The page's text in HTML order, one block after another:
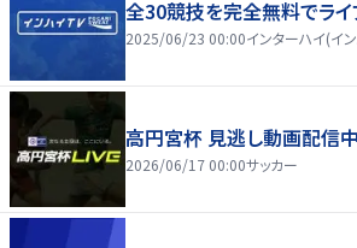
全30競技を完全無料でライ
2025/06/23 00:00インターハイ(イ
高円宮杯 見逃し動画配信中
2026/06/17 00:00サッカー